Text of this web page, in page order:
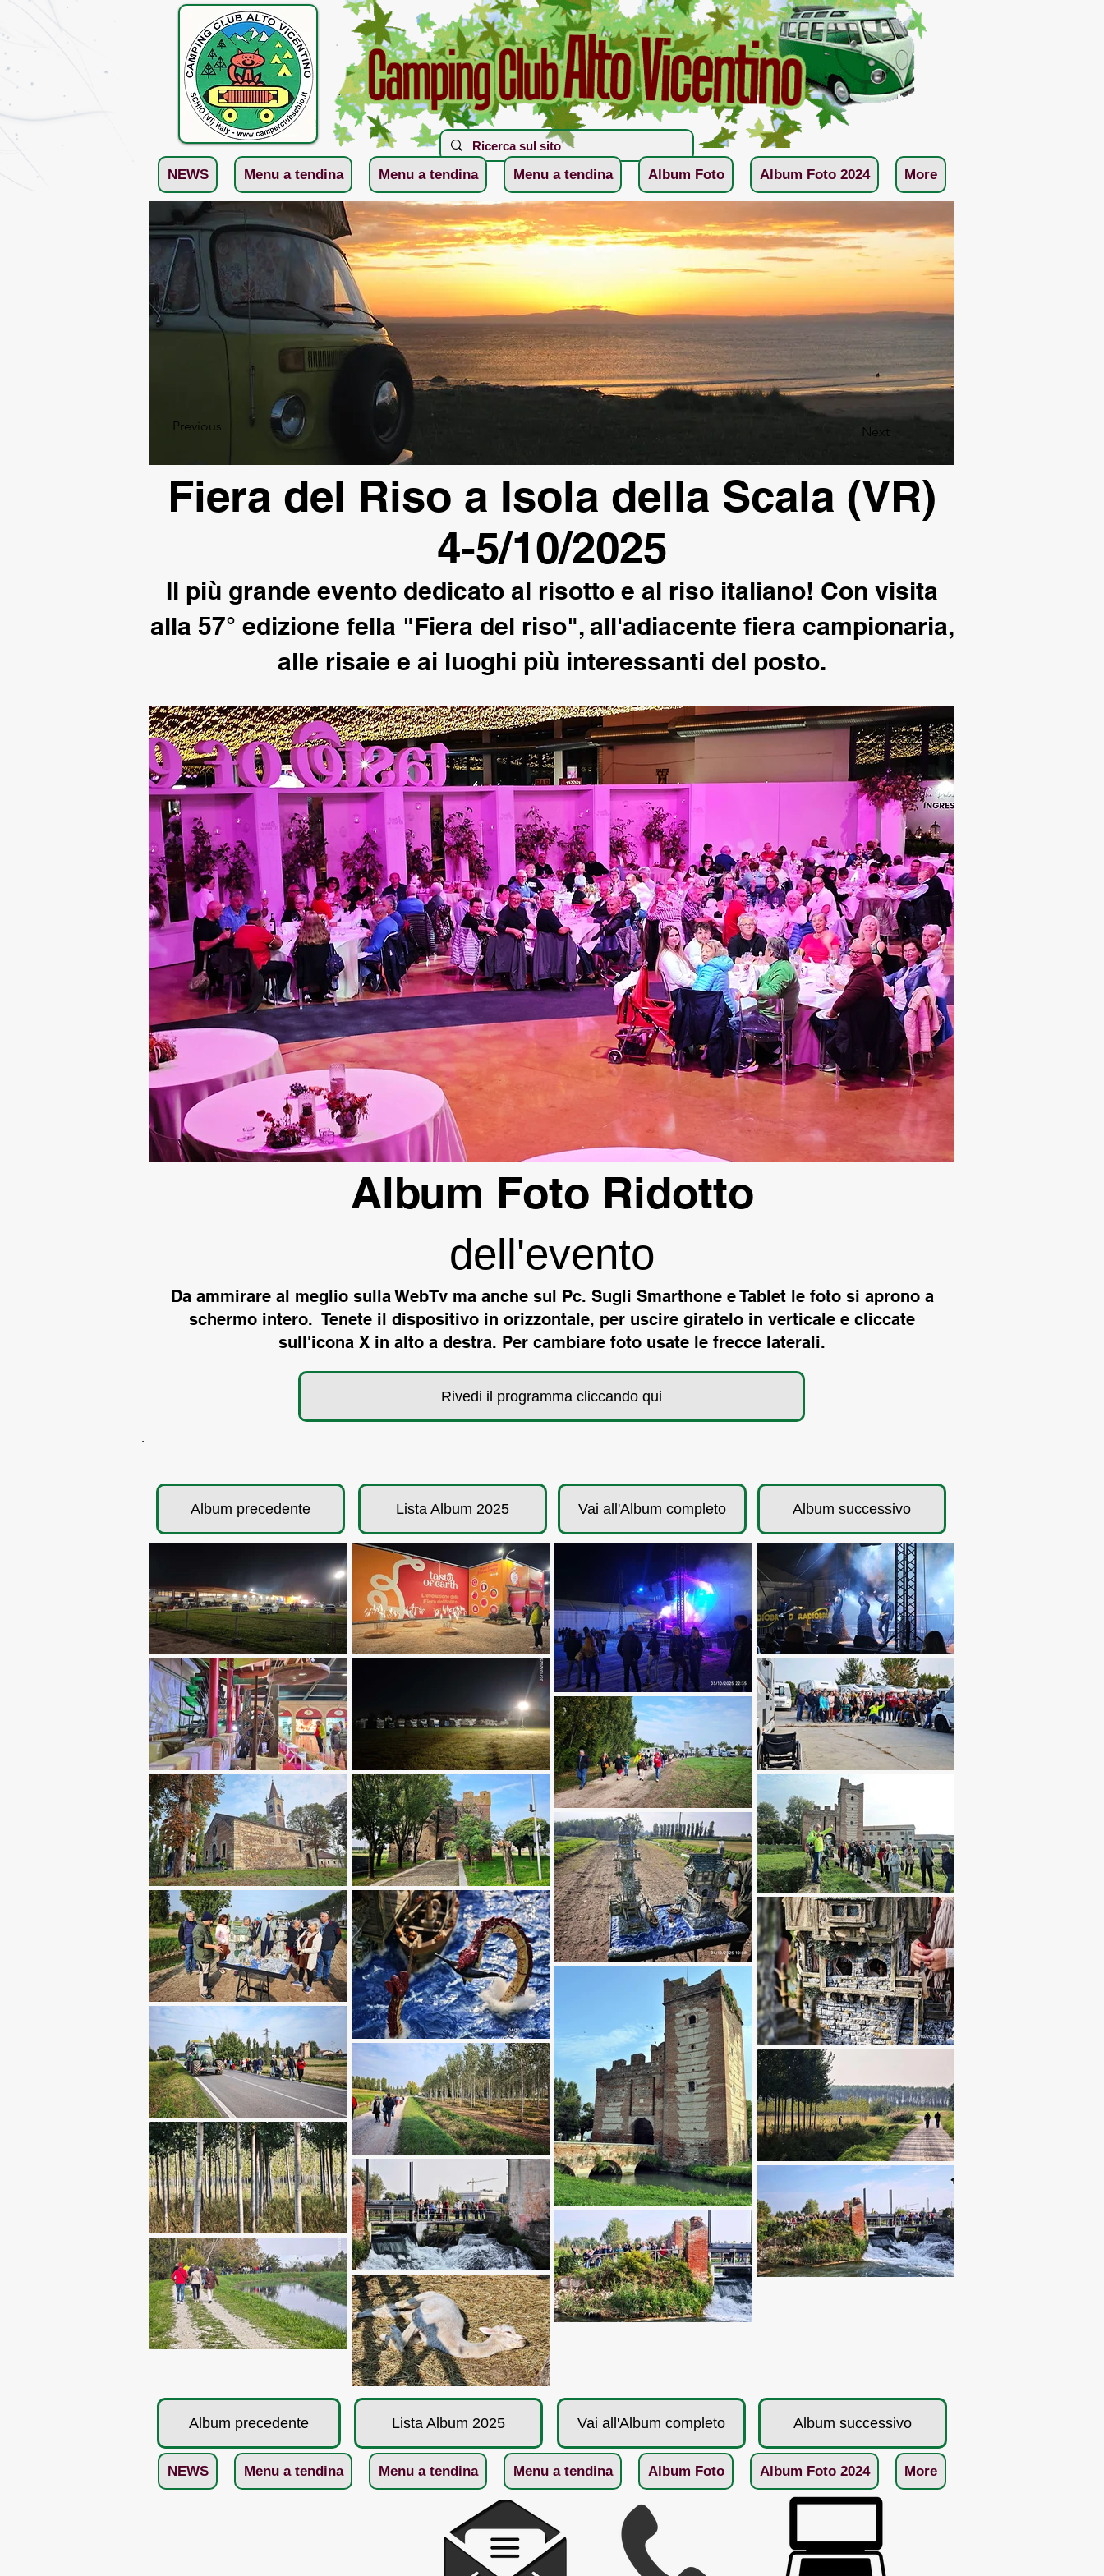
NEWS Menu a tendina Menu a tendina Menu a tendina Album Foto Album Foto 2024 More
Fiera del Riso a Isola della Scala (VR)
4-5/10/2025
Il più grande evento dedicato al risotto e al riso italiano! Con visita
alla 57° edizione fella "Fiera del riso", all'adiacente fiera campionaria,
alle risaie e ai luoghi più interessanti del posto.
Album Foto Ridotto
dell'evento
Da ammirare al meglio sulla WebTv ma anche sul Pc. Sugli Smarthone e Tablet le foto si aprono a
schermo intero. Tenete il dispositivo in orizzontale, per uscire giratelo in verticale e cliccate
sull'icona X in alto a destra. Per cambiare foto usate le frecce laterali.
Rivedi il programma cliccando qui
.
Album precedente Lista Album 2025 Vai all'Album completo Album successivo
Album precedente Lista Album 2025 Vai all'Album completo Album successivo
Previous Next
NEWS Menu a tendina Menu a tendina Menu a tendina Album Foto Album Foto 2024 More